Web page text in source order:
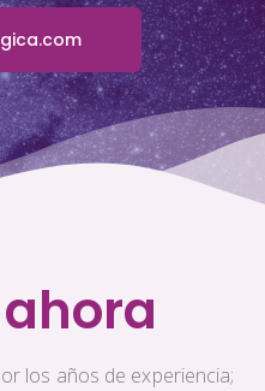
los años de experiencia;